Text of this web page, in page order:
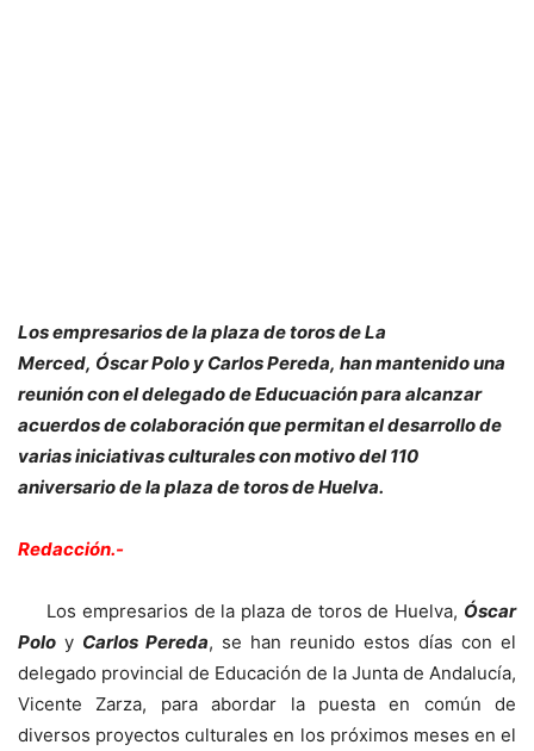
Los empresarios de la plaza de toros de La
Merced, Óscar Polo y Carlos Pereda, han mantenido una
reunión con el delegado de Educuación para alcanzar
acuerdos de colaboración que permitan el desarrollo de
varias iniciativas culturales con motivo del 110
aniversario de la plaza de toros de Huelva.
Redacción.-
Los empresarios de la plaza de toros de Huelva, Óscar
Polo y Carlos Pereda, se han reunido estos días con el
delegado provincial de Educación de la Junta de Andalucía,
Vicente Zarza, para abordar la puesta en común de
diversos proyectos culturales en los próximos meses en el